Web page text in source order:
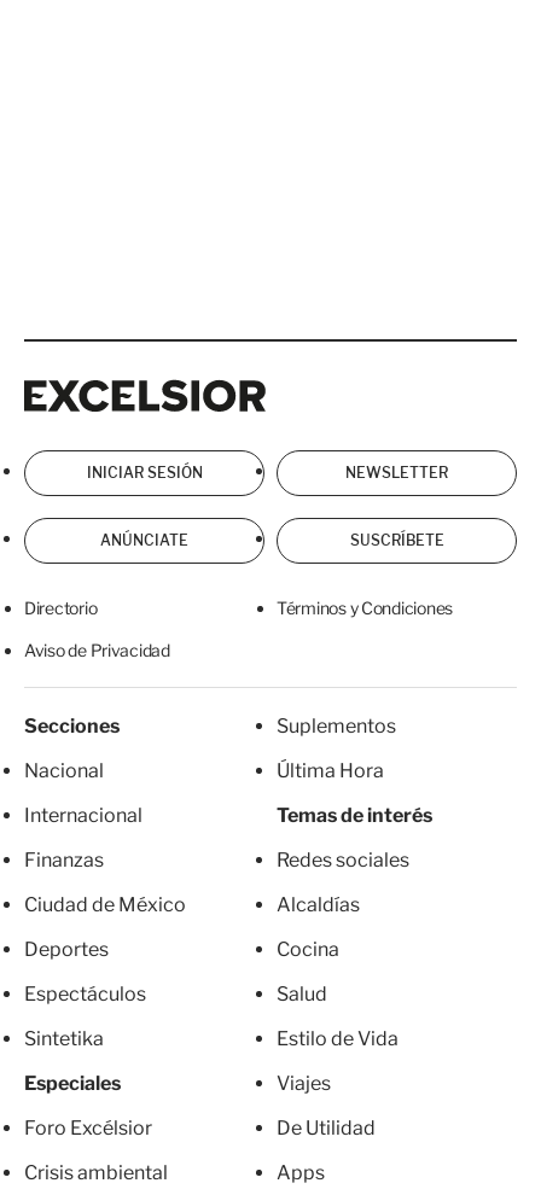
INICIAR SESIÓN NEWSLETTER
ANÚNCIATE SUSCRÍBETE
Directorio Términos y Condiciones
Aviso de Privacidad
Secciones
Nacional
Internacional
Finanzas
Ciudad de México
Deportes
Espectáculos
Sintetika
Especiales
Foro Excélsior
Crisis ambiental
Suplementos
Última Hora
Temas de interés
Redes sociales
Alcaldías
Cocina
Salud
Estilo de Vida
Viajes
De Utilidad
Apps